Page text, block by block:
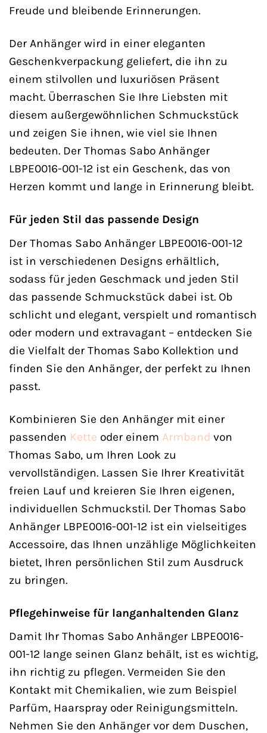
Freude und bleibende Erinnerungen.
Der Anhänger wird in einer eleganten
Geschenkverpackung geliefert, die ihn zu
einem stilvollen und luxuriösen Präsent
macht. Überraschen Sie Ihre Liebsten mit
diesem außergewöhnlichen Schmuckstück
und zeigen Sie ihnen, wie viel sie Ihnen
bedeuten. Der Thomas Sabo Anhänger
LBPE0016-001-12 ist ein Geschenk, das von
Herzen kommt und lange in Erinnerung bleibt.
Für jeden Stil das passende Design
Der Thomas Sabo Anhänger LBPE0016-001-12
ist in verschiedenen Designs erhältlich,
sodass für jeden Geschmack und jeden Stil
das passende Schmuckstück dabei ist. Ob
schlicht und elegant, verspielt und romantisch
oder modern und extravagant – entdecken Sie
die Vielfalt der Thomas Sabo Kollektion und
finden Sie den Anhänger, der perfekt zu Ihnen
passt.
Kombinieren Sie den Anhänger mit einer
passenden Kette oder einem Armband von
Thomas Sabo, um Ihren Look zu
vervollständigen. Lassen Sie Ihrer Kreativität
freien Lauf und kreieren Sie Ihren eigenen,
individuellen Schmuckstil. Der Thomas Sabo
Anhänger LBPE0016-001-12 ist ein vielseitiges
Accessoire, das Ihnen unzählige Möglichkeiten
bietet, Ihren persönlichen Stil zum Ausdruck
zu bringen.
Pflegehinweise für langanhaltenden Glanz
Damit Ihr Thomas Sabo Anhänger LBPE0016-
001-12 lange seinen Glanz behält, ist es wichtig,
ihn richtig zu pflegen. Vermeiden Sie den
Kontakt mit Chemikalien, wie zum Beispiel
Parfüm, Haarspray oder Reinigungsmitteln.
Nehmen Sie den Anhänger vor dem Duschen,